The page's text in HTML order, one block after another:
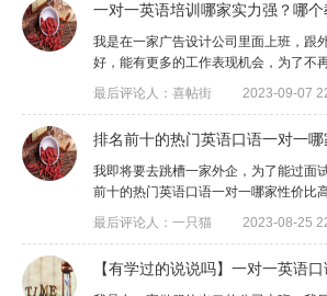
一对一英语培训哪家实力强？哪
我是在一家广告设计公司里面上班，跟
好，能有更多的工作表现机会，为了不
最后评论人：喜帖街
2023-09-07
排名前十的热门英语口语一对一
我即将要去跳槽一家外企，为了能过面
前十的热门英语口语一对一哪家性价比
最后评论人：一只猫
2023-08-25
【有学过的说说吗】一对一英语